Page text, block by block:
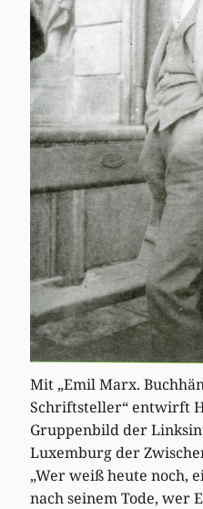
Mit „Emil Marx.
Schriftsteller“ entwirft
Gruppenbild der
Luxemburg der
„Wer weiß heute noch,
nach seinem Tode, wer